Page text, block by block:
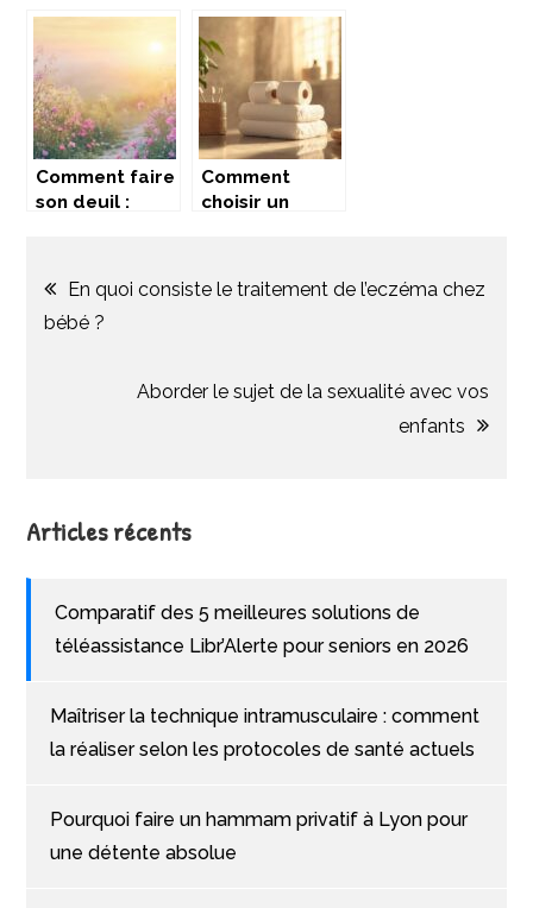
saines à base
de whey vanille
nos secrets de
beaute reveles
pour une
routine
skincare
naturelle
Comment faire
son deuil :
surmonter la
perte d’un
proche
Comment
choisir un
confort
optimal
Navigation
de
l’article
En quoi consiste le traitement de l’eczéma chez
bébé ?
Aborder le sujet de la sexualité avec vos
enfants
Articles récents
Comparatif des 5 meilleures solutions de
téléassistance Libr’Alerte pour seniors en 2026
Maîtriser la technique intramusculaire : comment
la réaliser selon les protocoles de santé actuels
Pourquoi faire un hammam privatif à Lyon pour
une détente absolue